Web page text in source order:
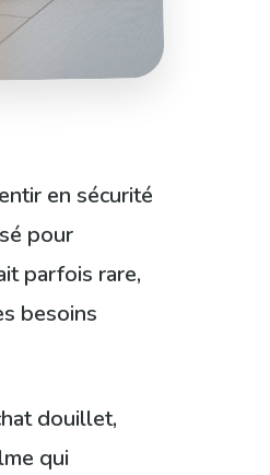
en sécurité
pour
parfois rare,
besoins
douillet,
qui